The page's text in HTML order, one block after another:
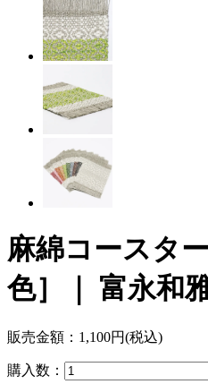
麻綿コースタ
色］｜ 富永和
販売金額： 1,100円(税込)
購入数：